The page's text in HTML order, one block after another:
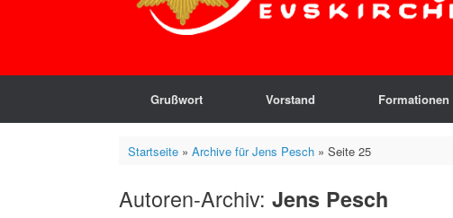
Grußwort Vorstand Formationen
Startseite» Archive für Jens Pesch» Seite 25
Autoren-Archiv: Jens Pesch